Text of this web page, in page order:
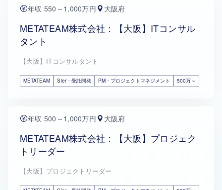
年収 550～1,000万円 大阪府
METATEAM株式会社：【大阪】ITコンサル
タント
【大阪】ITコンサルタント
METATEAM SIer・受託開発 PM・プロジェクトマネジメント 500万～
年収 500～1,000万円 大阪府
METATEAM株式会社：【大阪】プロジェク
トリーダー
【大阪】プロジェクトリーダー